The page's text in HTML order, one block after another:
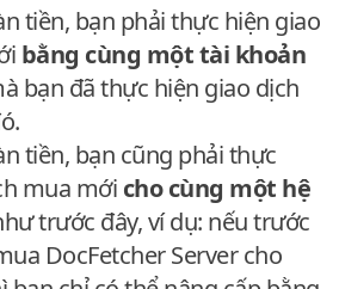
tiền, bạn phải thực hiện giao
bằng cùng một tài khoản
bạn đã thực hiện giao dịch
tiền, bạn cũng phải thực
mua mới cho cùng một hệ
trước đây, ví dụ: nếu trước
DocFetcher Server cho